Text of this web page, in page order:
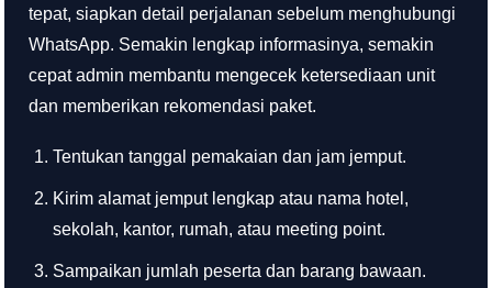
tepat, siapkan detail perjalanan sebelum menghubungi
WhatsApp. Semakin lengkap informasinya, semakin
cepat admin membantu mengecek ketersediaan unit
dan memberikan rekomendasi paket.
Tentukan tanggal pemakaian dan jam jemput.
Kirim alamat jemput lengkap atau nama hotel,
sekolah, kantor, rumah, atau meeting point.
Sampaikan jumlah peserta dan barang bawaan.